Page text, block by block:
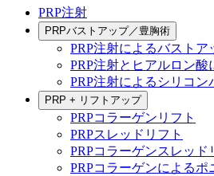
PRP注射
PRPバストアップ／豊胸術
PRP注射によるバストア
PRP注射とヒアルロン
PRP注射によるシリコン
PRP + リフトアップ
PRPコラーゲンリフト
PRPスレッドリフト
PRPコラーゲンスレッド
PRPコラーゲンによるポ